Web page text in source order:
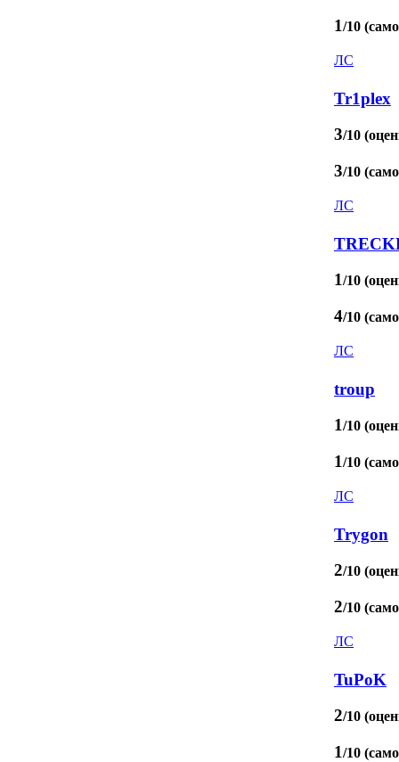
1/10
ЛС
Tr1plex
3/10
3/10
ЛС
1/10
4/10
ЛС
troup
1/10
1/10
ЛС
Trygon
2/10
2/10
ЛС
TuPoK
2/10
1/10